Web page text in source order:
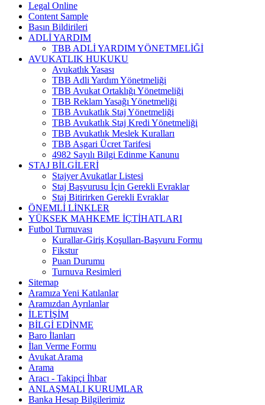
Legal Online
Content Sample
Basın Bildirileri
ADLİ YARDIM
TBB ADLİ YARDIM YÖNETMELİĞİ
AVUKATLIK HUKUKU
Avukatlık Yasası
TBB Adli Yardım Yönetmeliği
TBB Avukat Ortaklığı Yönetmeliği
TBB Reklam Yasağı Yönetmeliği
TBB Avukatlık Staj Yönetmeliği
TBB Avukatlık Staj Kredi Yönetmeliği
TBB Avukatlık Meslek Kuralları
TBB Asgari Ücret Tarifesi
4982 Sayılı Bilgi Edinme Kanunu
STAJ BİLGİLERİ
Stajyer Avukatlar Listesi
Staj Başvurusu İçin Gerekli Evraklar
Staj Bitirirken Gerekli Evraklar
ÖNEMLİ LİNKLER
YÜKSEK MAHKEME İÇTİHATLARI
Futbol Turnuvası
Kurallar-Giriş Koşulları-Başvuru Formu
Fikstur
Puan Durumu
Turnuva Resimleri
Sitemap
Aramıza Yeni Katılanlar
Aramızdan Ayrılanlar
İLETİŞİM
BİLGİ EDİNME
Baro İlanları
İlan Verme Formu
Avukat Arama
Arama
Aracı - Takipçi İhbar
ANLAŞMALI KURUMLAR
Banka Hesap Bilgilerimiz